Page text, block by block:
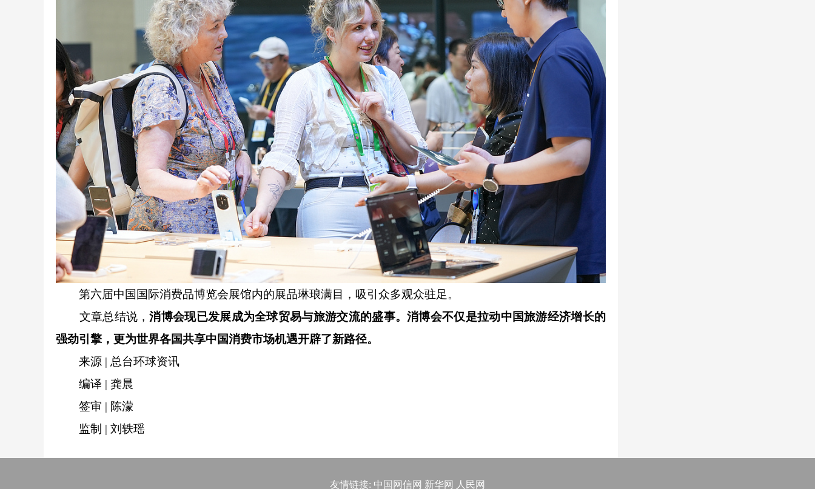
第六届中国国际消费品博览会展馆内的展品琳琅满目，吸引众多观众驻足。
文章总结说，消博会现已发展成为全球贸易与旅游交流的盛事。消博会不仅是拉动中国旅游经济增长的
强劲引擎，更为世界各国共享中国消费市场机遇开辟了新路径。
来源 | 总台环球资讯
编译 | 龚晨
签审 | 陈濛
监制 | 刘轶瑶
友情链接: 中国网信网 新华网 人民网